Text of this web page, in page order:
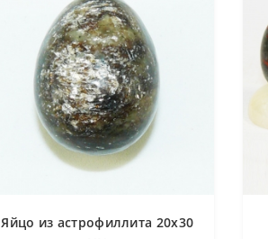
Яйцо из астрофиллита 20х30